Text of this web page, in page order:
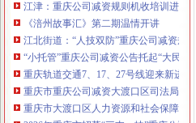
13320337068、（我们有长期合作的银
行，
江津：重庆公司减资规则机收培训进田
《涪州故事汇》第二期温情开讲
江北街道：“人技双防”重庆公司减资规
“小托管”重庆公司减资公告托起“大民
重庆轨道交通7、17、27号线迎来新进
重庆市重庆公司减资大渡口区司法局新
重庆市大渡口区人力资源和社会保障局